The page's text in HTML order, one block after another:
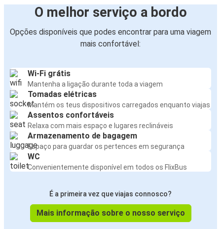
O melhor serviço a bordo
Opções disponíveis que podes encontrar para uma viagem
mais confortável:
Wi-Fi grátis
Mantenha a ligação durante toda a viagem
Tomadas elétricas
Mantém os teus dispositivos carregados enquanto viajas
Assentos confortáveis
Relaxa com mais espaço e lugares reclináveis
Armazenamento de bagagem
Espaço para guardar os pertences em segurança
WC
Convenientemente disponível em todos os FlixBus
É a primeira vez que viajas connosco?
Mais informação sobre o nosso serviço